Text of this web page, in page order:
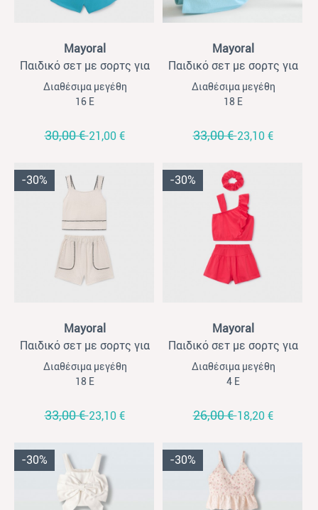
Mayoral
Παιδικό σετ με σορτς για
κορίτσια Mayoral γαλάζιο-
φλοράλ
Διαθέσιμα μεγέθη
16 Ε
30,00 €21,00 €
Mayoral
Παιδικό σετ με σορτς για
κορίτσια Mayoral σιέλ
Διαθέσιμα μεγέθη
18 Ε
33,00 €23,10 €
-30%
Mayoral
Παιδικό σετ με σορτς για
κορίτσια Mayoral μπεζ
Διαθέσιμα μεγέθη
18 Ε
33,00 €23,10 €
-30%
Mayoral
Παιδικό σετ με σορτς για
κορίτσια Mayoral 3τμχ
κόκκινο
Διαθέσιμα μεγέθη
4 Ε
26,00 €18,20 €
-30% -30%